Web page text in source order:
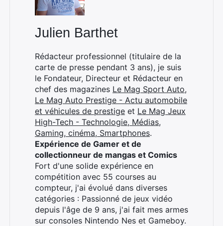
Julien Barthet
Rédacteur professionnel (titulaire de la
carte de presse pendant 3 ans), je suis
le Fondateur, Directeur et Rédacteur en
chef des magazines Le Mag Sport Auto,
Le Mag Auto Prestige - Actu automobile
et véhicules de prestige et Le Mag Jeux
High-Tech - Technologie, Médias,
Gaming, cinéma, Smartphones.
Expérience de Gamer et de
collectionneur de mangas et Comics
Fort d'une solide expérience en
compétition avec 55 courses au
compteur, j'ai évolué dans diverses
catégories : Passionné de jeux vidéo
depuis l'âge de 9 ans, j'ai fait mes armes
sur consoles Nintendo Nes et Gameboy.